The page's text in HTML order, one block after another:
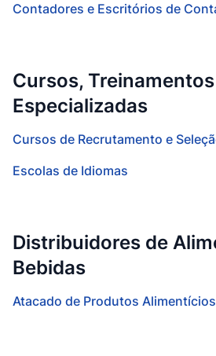
Contadores e Escritórios de
Cursos,
Especializadas
Cursos de Recrutamento e
Escolas de Idiomas
Distribuidores de
Bebidas
Atacado de Produtos Alimentícios